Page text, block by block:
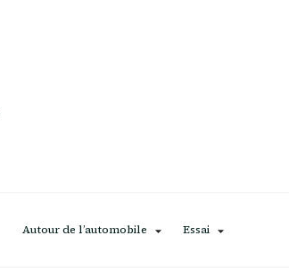
Autour de l’automobile Essai